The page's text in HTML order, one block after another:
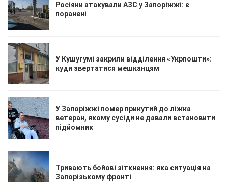
Росіяни атакували АЗС у Запоріжжі: є
поранені
У Кушугумі закрили відділення «Укрпошти»:
куди звертатися мешканцям
У Запоріжжі помер прикутий до ліжка
ветеран, якому сусіди не давали встановити
підйомник
Тривають бойові зіткнення: яка ситуація на
Запорізькому фронті